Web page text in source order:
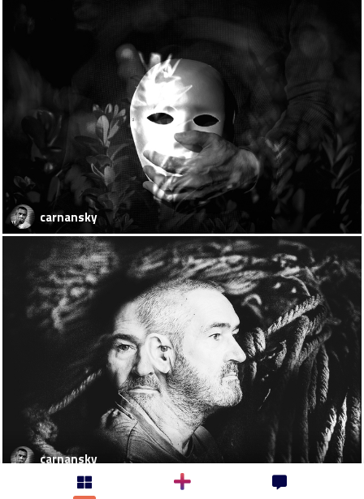
carnansky
carnansky